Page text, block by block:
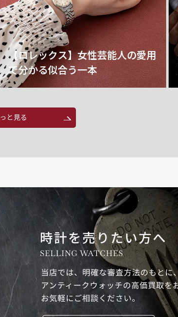
【ロレックス】女性芸能人の愛用
で分かる似合う一本
と見る